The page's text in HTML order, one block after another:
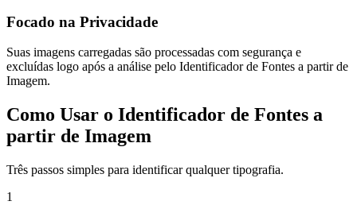
Focado na Privacidade
Suas imagens carregadas são processadas com segurança e
excluídas logo após a análise pelo Identificador de Fontes a partir de
Imagem.
Como Usar o Identificador de Fontes a
partir de Imagem
Três passos simples para identificar qualquer tipografia.
1